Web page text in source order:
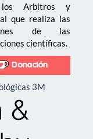
Arbitros y
que realiza las
de las
científicas.
3M